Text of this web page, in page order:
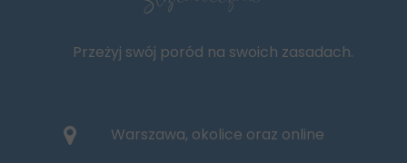
Przeżyj swój poród na swoich zasadach.
Warszawa, okolice oraz online